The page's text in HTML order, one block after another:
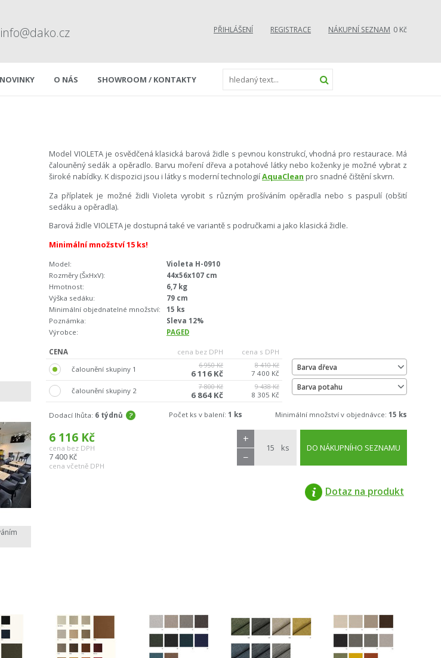
info@dako.cz PŘIHLÁŠENÍ REGISTRACE NÁKUPNÍ SEZNAM 0 Kč
NOVINKY O NÁS SHOWROOM / KONTAKTY
Model VIOLETA je osvědčená klasická barová židle s pevnou konstrukcí, vhodná pro restaurace. Má
čalouněný sedák a opěradlo. Barvu moření dřeva a potahové látky nebo koženky je možné vybrat z
široké nabídky. K dispozici jsou i látky s moderní technologiíAquaClean pro snadné čištění skvrn.
Za příplatek je možné židli Violeta vyrobit s různým prošíváním opěradla nebo s paspulí (obšití
sedáku a opěradla).
Barová židle VIOLETA je dostupná také ve variantě s područkami a jako klasická židle.
Minimální množství 15 ks!
Model:
Violeta H-0910
Rozměry (ŠxHxV):
44x56x107 cm
Hmotnost:
6,7 kg
Výška sedáku:
79 cm
Minimální objednatelné množství:
15 ks
Poznámka:
Sleva 12%
Výrobce:
PAGED
CENA cena bez DPH
cena s DPH
čalounění skupiny 1
6 950 Kč
6 116 Kč
8 410 Kč
7 400 Kč
čalounění skupiny 2
7 800 Kč
6 864 Kč
9 438 Kč
8 305 Kč
Barva dřeva
Barva potahu
Dodací lhůta: 6 týdnů Počet ks v balení: 1 ks Minimální množství v objednávce: 15 ks
6 116 Kč
cena bez DPH
7 400 Kč
cena včetně DPH
ks
+
−
DO NÁKUPNÍHO SEZNAMU
Dotaz na produkt